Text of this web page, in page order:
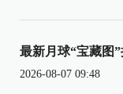
最新月球“宝藏图
2026-08-07 09:48